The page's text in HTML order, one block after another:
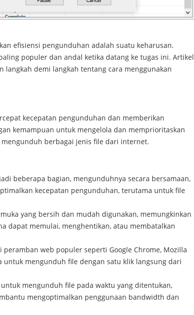
efisiensi pengunduhan adalah suatu keharusan.
populer dan andal ketika datang ke tugas ini. Artikel
demi langkah tentang cara menggunakan
kecepatan pengunduhan dan memberikan
kemampuan untuk mengelola dan memprioritaskan
berbagai jenis file dari internet.
beberapa bagian, mengunduhnya secara bersamaan,
kecepatan pengunduhan, terutama untuk file
yang bersih dan mudah digunakan, memungkinkan
dapat memulai, menghentikan, atau membatalkan
web populer seperti Google Chrome, Mozilla
untuk mengunduh file dengan satu klik langsung dari
mengunduh file pada waktu yang ditentukan,
mengoptimalkan penggunaan bandwidth dan